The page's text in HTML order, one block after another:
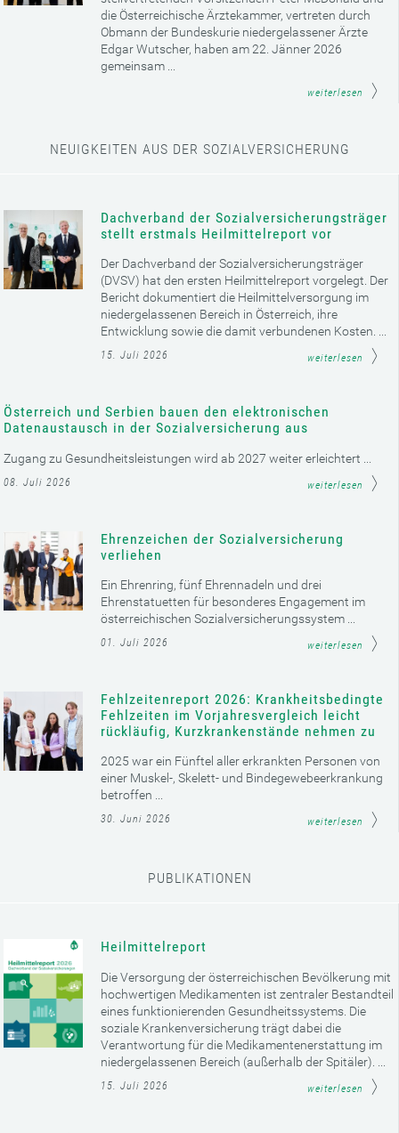
die Österreichische Ärztekammer, vertreten durch
Obmann der Bundeskurie niedergelassener Ärzte
Edgar Wutscher, haben am 22. Jänner 2026
gemeinsam ...
weiterlesen
NEUIGKEITEN AUS DER SOZIALVERSICHERUNG
Dachverband der Sozialversicherungsträger
stellt erstmals Heilmittelreport vor
Der Dachverband der Sozialversicherungsträger
(DVSV) hat den ersten Heilmittelreport vorgelegt. Der
Bericht dokumentiert die Heilmittelversorgung im
niedergelassenen Bereich in Österreich, ihre
Entwicklung sowie die damit verbundenen Kosten. ...
15. Juli 2026 weiterlesen
Österreich und Serbien bauen den elektronischen
Datenaustausch in der Sozialversicherung aus
Zugang zu Gesundheitsleistungen wird ab 2027 weiter erleichtert ...
08. Juli 2026 weiterlesen
Ehrenzeichen der Sozialversicherung
verliehen
Ein Ehrenring, fünf Ehrennadeln und drei
Ehrenstatuetten für besonderes Engagement im
österreichischen Sozialversicherungssystem ...
01. Juli 2026 weiterlesen
Fehlzeitenreport 2026: Krankheitsbedingte
Fehlzeiten im Vorjahresvergleich leicht
rückläufig, Kurzkrankenstände nehmen zu
2025 war ein Fünftel aller erkrankten Personen von
einer Muskel-, Skelett- und Bindegewebeerkrankung
betroffen ...
30. Juni 2026 weiterlesen
PUBLIKATIONEN
Heilmittelreport
Die Versorgung der österreichischen Bevölkerung mit
hochwertigen Medikamenten ist zentraler Bestandteil
eines funktionierenden Gesundheitssystems. Die
soziale Krankenversicherung trägt dabei die
Verantwortung für die Medikamentenerstattung im
niedergelassenen Bereich (außerhalb der Spitäler). ...
15. Juli 2026 weiterlesen